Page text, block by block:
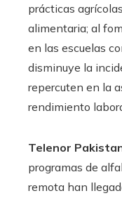
prácticas
alimentaria; al
en las escuelas
disminuye la
repercuten en la
rendimiento
Telenor
programas de
remota han